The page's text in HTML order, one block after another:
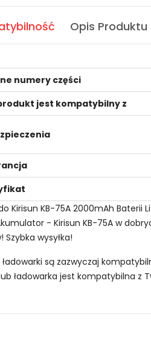
Opis Produktu
numery części
jest kompatybilny z
Kirisun KB-75A 2000mAh Baterii
- Kirisun KB-75A w
Szybka wysyłka!
są zazwyczaj
ładowarka jest kompatybilna z